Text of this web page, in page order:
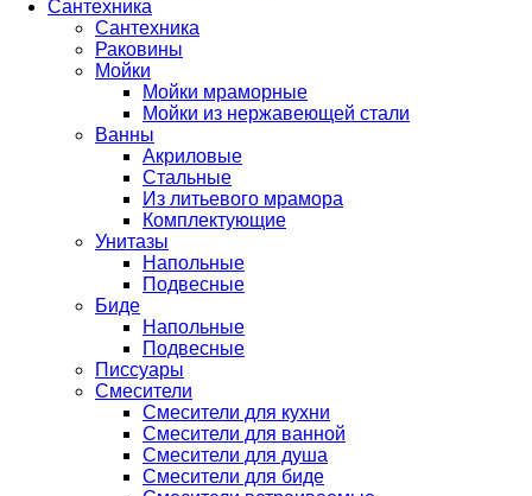
Сантехника
Сантехника
Раковины
Мойки
Мойки мраморные
Мойки из нержавеющей стали
Ванны
Акриловые
Стальные
Из литьевого мрамора
Комплектующие
Унитазы
Напольные
Подвесные
Биде
Напольные
Подвесные
Писсуары
Смесители
Смесители для кухни
Смесители для ванной
Смесители для душа
Смесители для биде